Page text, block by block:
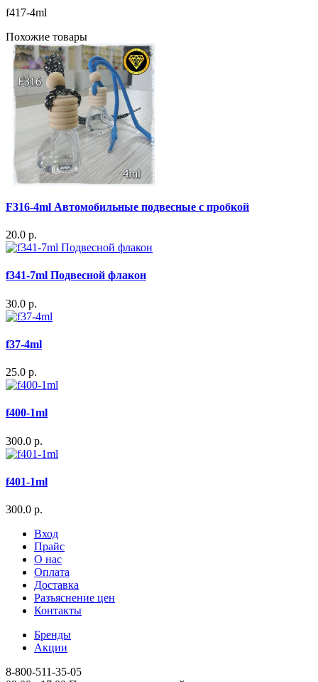
f417-4ml
Похожие товары
F316-4ml Автомобильные подвесные с пробкой
20.0 р.
f341-7ml Подвесной флакон
30.0 р.
f37-4ml
25.0 р.
f400-1ml
300.0 р.
f401-1ml
300.0 р.
Вход
Прайс
О нас
Оплата
Доставка
Разъяснение цен
Контакты
Бренды
Акции
8-800-511-35-05